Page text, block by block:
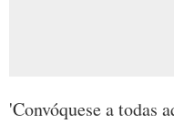
'Convóquese a todas